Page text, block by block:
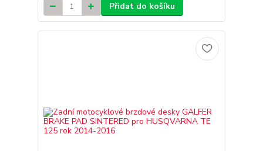
Přidat do košíku